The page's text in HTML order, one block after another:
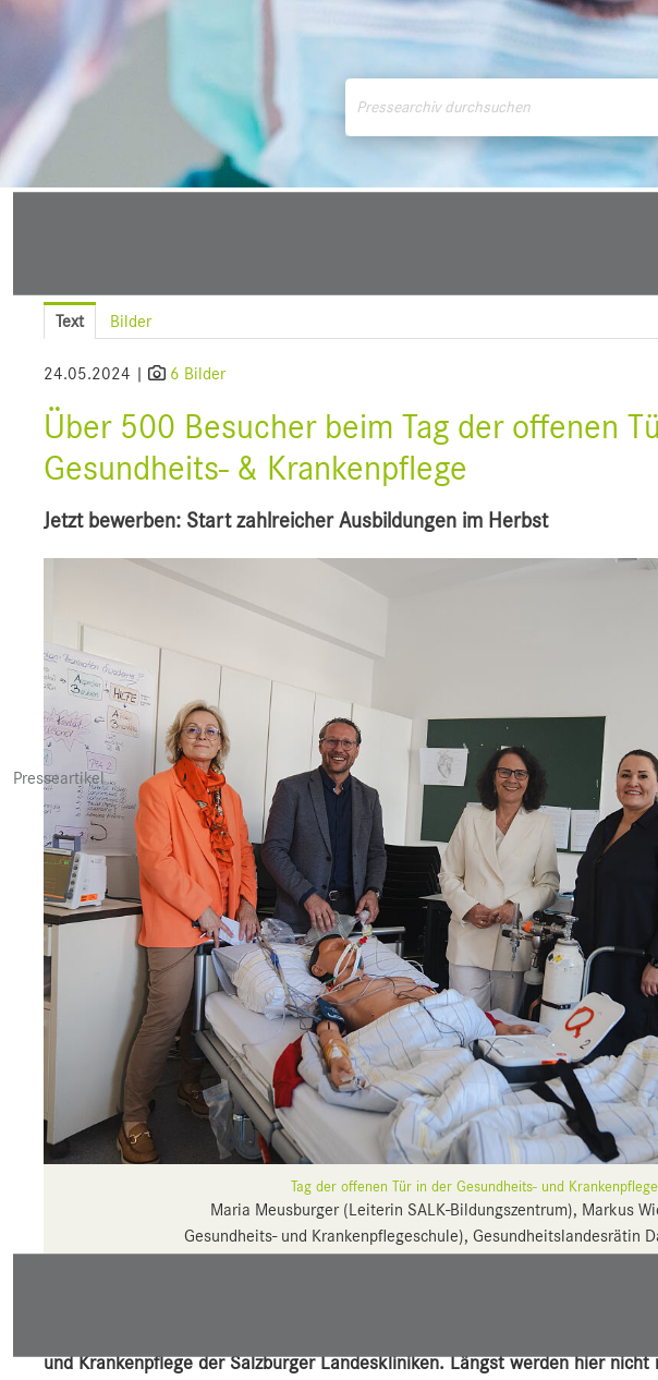
Presseartikel
Text Bilder
24.05.2024 | 6 Bilder
Über 500 Besucher beim Tag der offenen
Gesundheits- & Krankenpflege
Jetzt bewerben: Start zahlreicher Ausbildungen im Herbst
Tag der offenen Tür in der Gesundheits- und
Maria Meusburger (Leiterin SALK-Bildungszentrum), Markus
Gesundheits- und Krankenpflegeschule), Gesundheitslandesrätin
und Krankenpflege der Salzburger Landeskliniken. Längst werden hier nicht